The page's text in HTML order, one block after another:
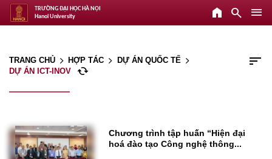
TRƯỜNG ĐẠI HỌC HÀ NỘI
Hanoi University
home search menu
TRANG CHỦ arrow_forward_ios HỢP TÁC arrow_forward_ios DỰ ÁN QUỐC TẾ arrow_forward_ios
DỰ ÁN ICT-INOV cached
sort
Chương trình tập huấn “Hiện đại
hoá đào tạo Công nghệ thông...